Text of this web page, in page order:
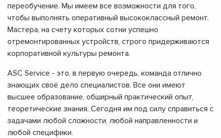
переобучение. Мы имеем все возможности для того,
чтобы выполнять оперативный высококлассный ремонт.
Мастера, на счету которых сотни успешно
отремонтированных устройств, строго придерживаются
корпоративной культуры ремонта.
ASC Service - это, в первую очередь, команда отлично
знающих своё дело специалистов. Все они имеют
высшее образование, обширный практический опыт,
теоретические знания. Сегодня им под силу справиться с
задачами любой сложности, любой направленности и
любой специфики.